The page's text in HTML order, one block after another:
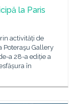
la Paris
activități de
Poteraşu Gallery
a 28-a ediție a
în